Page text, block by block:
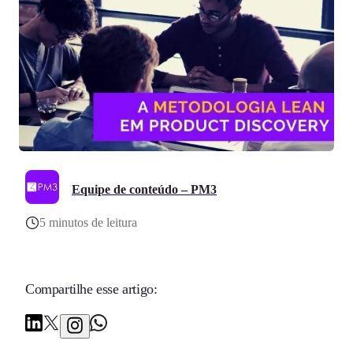
Equipe de conteúdo – PM3
5 minutos de leitura
Compartilhe esse artigo: